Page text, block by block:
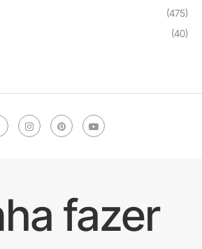
(475)
(40)
fazer